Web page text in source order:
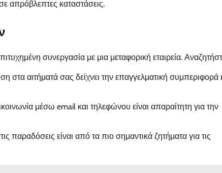
απρόβλεπτες καταστάσεις.
συνεργασία με μια μεταφορική εταιρεία.
στα αιτήματά σας δείχνει την επαγγελματική συμπεριφορά
μέσω email και τηλεφώνου είναι απαραίτητη για την
παραδόσεις είναι από τα πιο σημαντικά ζητήματα για τις